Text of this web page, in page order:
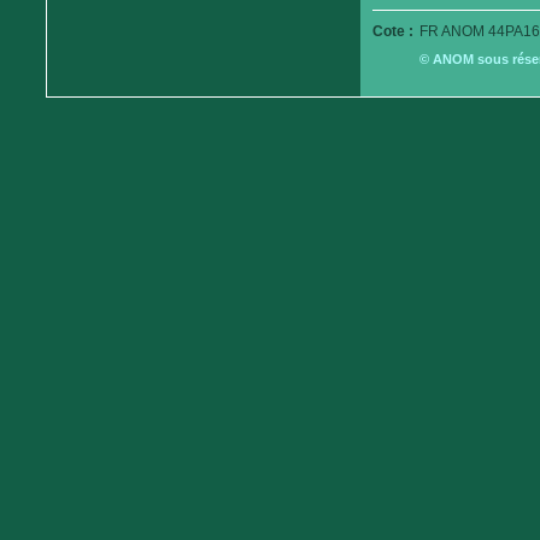
Cote : FR ANOM
© ANOM sous